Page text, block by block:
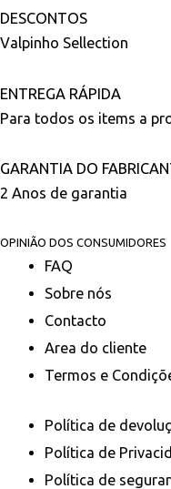
DESCONTOS
Valpinho Sellection
ENTREGA RÁPIDA
Para todos os items a
GARANTIA DO
2 Anos de garantia
OPINIÃO DOS CONSUMIDORES
FAQ
Sobre nós
Contacto
Area do cliente
Termos e
Política de
Política de
Política de